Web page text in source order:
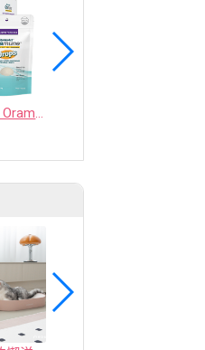
Signatureby Oramune 潔牙保健咀嚼錠